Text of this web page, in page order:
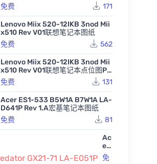
免费
171
Lenovo Miix 520-12IKB 3nod Mii
x510 Rev V01联想笔记本图纸
免费
562
Lenovo Miix 520-12IKB 3nod Mii
x510 Rev V01联想笔记本点位图PD
F
免费 131
Acer ES1-533 B5W1A B7W1A LA-
D641P Rev 1.A宏基笔记本图纸
免费
81
Ac
er
Pr
免